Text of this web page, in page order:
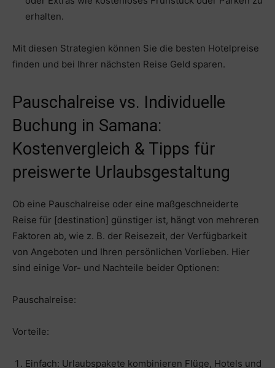
erhalten.
Mit diesen Strategien können Sie die besten Hotelpreise
finden und bei Ihrer nächsten Reise Geld sparen.
Pauschalreise vs. Individuelle
Buchung in Samana:
Kostenvergleich & Tipps für
preiswerte Urlaubsgestaltung
Ob eine Pauschalreise oder eine maßgeschneiderte
Reise für [destination] günstiger ist, hängt von mehreren
Faktoren ab, wie z. B. der Reisezeit, der Verfügbarkeit
von Angeboten und Ihren persönlichen Vorlieben. Hier
sind einige Vor- und Nachteile beider Optionen:
Pauschalreise:
Vorteile:
Einfach: Urlaubspakete kombinieren Flüge, Hotels und